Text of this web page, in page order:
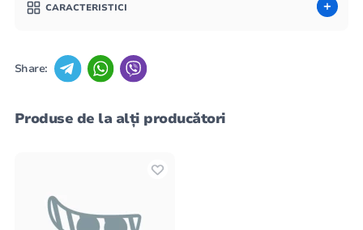
CARACTERISTICI
Share:
Produse de la alți producători